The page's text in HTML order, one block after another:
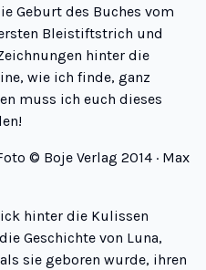
Geburt des Buches vom
Bleistiftstrich und
hinter die
wie ich finde, ganz
muss ich euch dieses
© Boje Verlag 2014 · Max
hinter die Kulissen
Geschichte von Luna,
sie geboren wurde, ihren